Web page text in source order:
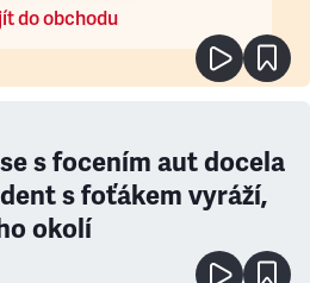
do obchodu
s focením aut docela
s foťákem vyráží,
okolí